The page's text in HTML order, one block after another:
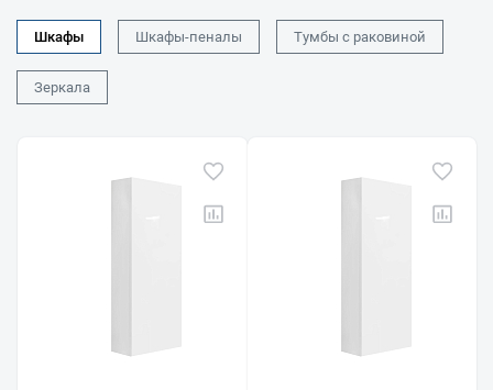
Шкафы Шкафы-пеналы Тумбы с раковиной
Зеркала